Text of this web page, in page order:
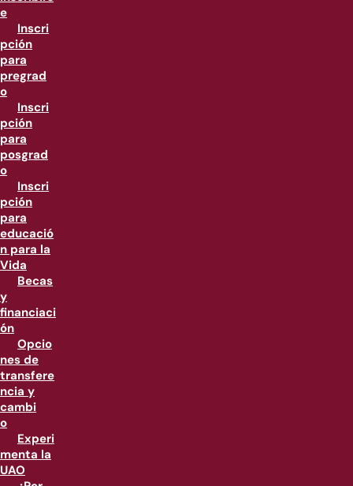
e
Inscri
pción
para
pregrad
o
Inscri
pción
para
posgrad
o
Inscri
pción
para
educació
n para la
Vida
Becas
y
financiaci
ón
Opcio
nes de
transfere
ncia y
cambi
o
Experi
menta la
UAO